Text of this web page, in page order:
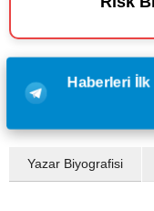
Haberleri İlk
Yazar Biyografisi